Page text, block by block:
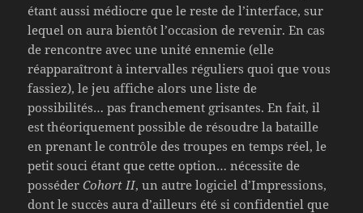
étant aussi médiocre que le reste de l’interface, sur
lequel on aura bientôt l’occasion de revenir. En cas
de rencontre avec une unité ennemie (elle
réapparaîtront à intervalles réguliers quoi que vous
fassiez), le jeu affiche alors une liste de
possibilités… pas franchement grisantes. En fait, il
est théoriquement possible de résoudre la bataille
en prenant le contrôle des troupes en temps réel, le
petit souci étant que cette option… nécessite de
posséderCohort II, un autre logiciel d’Impressions,
dont le succès aura d’ailleurs été si confidentiel que